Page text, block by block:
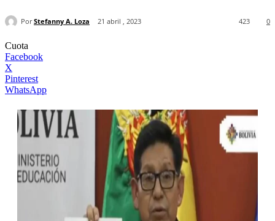
Por Stefanny A. Loza 21 abril , 2023 0
423
Cuota
Facebook
X
Pinterest
WhatsApp